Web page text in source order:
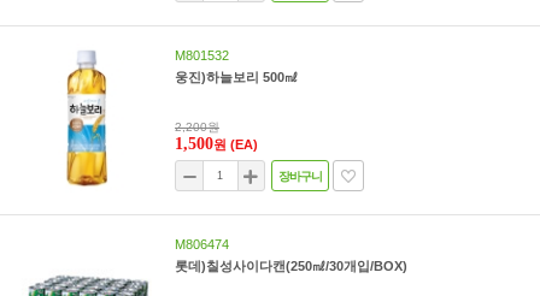
M801532
웅진)하늘보리 500㎖
2,200원
1,500원 (EA)
장바구니
M806474
롯데)칠성사이다캔(250㎖/30개입/BOX)